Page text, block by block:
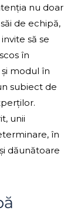
nu doar
de echipă,
să se
în
modul în
subiect de
unii
în
dăunătoare